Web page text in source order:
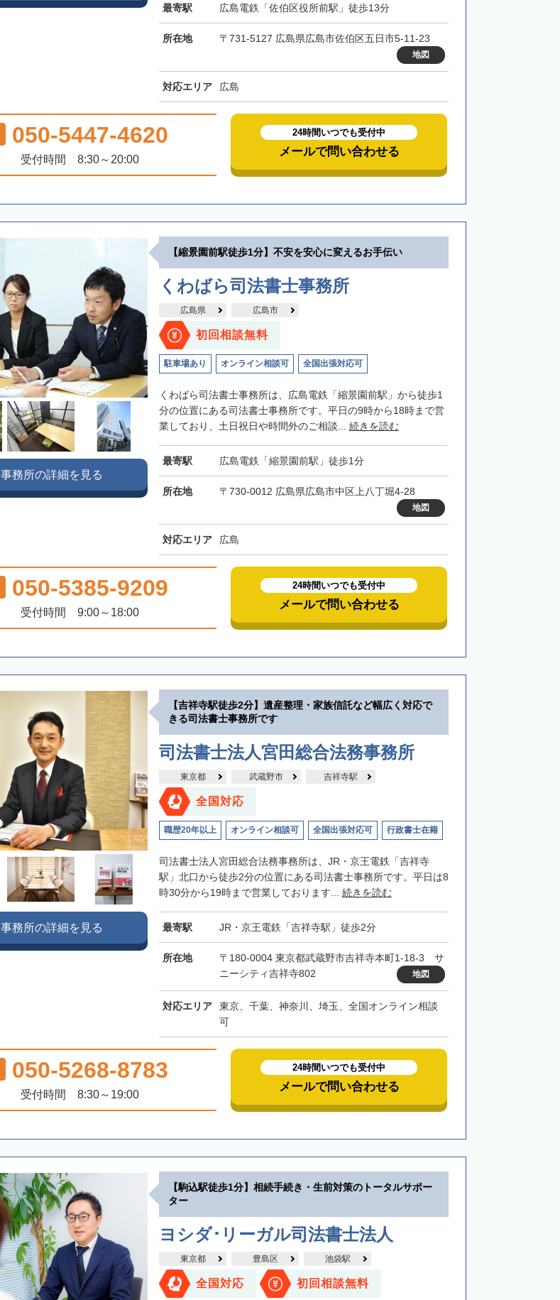
最寄駅 広島電鉄「佐伯区役所前駅」徒歩13分
所在地 〒731-5127 広島県広島市佐伯区五日市5-11-23
地図
対応エリア 広島
050-5447-4620
受付時間 8:30～20:00
24時間いつでも受付中
メールで問い合わせる
【縮景園前駅徒歩1分】不安を安心に変えるお手伝い
くわばら司法書士事務所
広島県 広島市
初回相談無料
駐車場あり オンライン相談可 全国出張対応可
くわばら司法書士事務所は、広島電鉄「縮景園前駅」から徒歩1
分の位置にある司法書士事務所です。平日の9時から18時まで営
業しており、土日祝日や時間外のご相談... 続きを読む
最寄駅 広島電鉄「縮景園前駅」徒歩1分
所在地 〒730-0012 広島県広島市中区上八丁堀4-28
地図
対応エリア 広島
事務所の詳細を見る
050-5385-9209
受付時間 9:00～18:00
24時間いつでも受付中
メールで問い合わせる
【吉祥寺駅徒歩2分】遺産整理・家族信託など幅広く対応で
きる司法書士事務所です
司法書士法人宮田総合法務事務所
東京都 武蔵野市 吉祥寺駅
全国対応
職歴20年以上 オンライン相談可 全国出張対応可 行政書士在籍
司法書士法人宮田総合法務事務所は、JR・京王電鉄「吉祥寺
駅」北口から徒歩2分の位置にある司法書士事務所です。平日は8
時30分から19時まで営業しております... 続きを読む
最寄駅 JR・京王電鉄「吉祥寺駅」徒歩2分
所在地
〒180-0004 東京都武蔵野市吉祥寺本町1-18-3 サ
ニーシティ吉祥寺802
地図
対応エリア
東京、千葉、神奈川、埼玉、全国オンライン相談
可
事務所の詳細を見る
050-5268-8783
受付時間 8:30～19:00
24時間いつでも受付中
メールで問い合わせる
【駒込駅徒歩1分】相続手続き・生前対策のトータルサポー
ター
ヨシダ･リーガル司法書士法人
東京都 豊島区 池袋駅
全国対応 初回相談無料